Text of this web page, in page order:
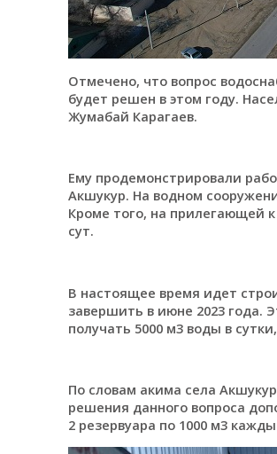
Отмечено, что вопрос
будет решен в этом году.
Жумабай Карагаев.
Ему продемонстрировали
Акшукур. На водном
Кроме того, на прилегающей
сут.
В настоящее время идет
завершить в июне 2023 года.
получать 5000 м3 воды в
По словам акима села
решения данного вопроса
2 резервуара по 1000 м3